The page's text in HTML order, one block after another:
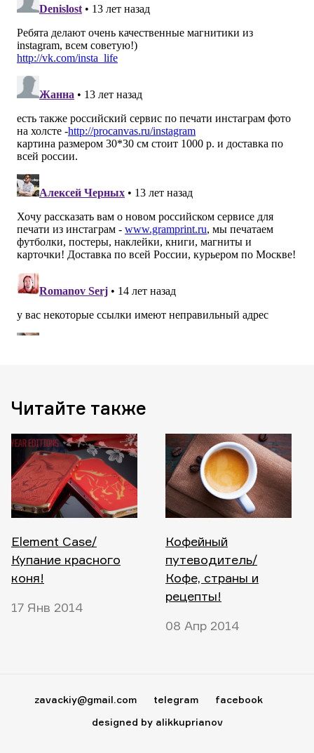
Читайте также
Element Case/
Купание красного
коня!
17 Янв 2014
Кофейный
путеводитель/
Кофе, страны и
рецепты!
08 Апр 2014
zavackiy@gmail.com telegram
facebook
designed by alikkuprianov